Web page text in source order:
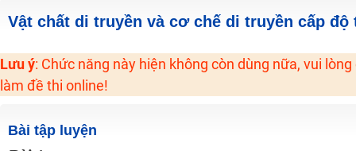
Hot! Lễ hội đồng giá 449K - 499K toàn bộ khoá học tại Tuyensinh247
Đồng giá khóa học 499K - 399K (13/11-15/11)
Khai giảng các khóa lớp 9 Toán - Lý - Hóa - Văn - Anh năm 2018
Luyện thi vào lớp 10 môn Toán, Văn, Hóa, Anh, Lý với giáo viên giỏi và nổi
Vật chất di truyền và cơ chế di truyền cấp độ
Lưu ý: Chức năng này hiện không còn dùng nữa, vui
làm đề thi online!
Bài tập luyện